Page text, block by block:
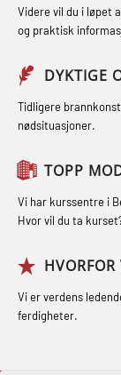
GOC
GOC
GWO:
GWO:
STCW
og
STCW
(MBS114)
STCW
STCW
STCW
(LFI100)
Videre vil du i løpet
og praktisk
DYKTIGE
Tidligere
nødsituasjoner.
TOPP
Vi har kurssentre i
Hvor vil du ta
HVORFOR
Vi er verdens
ferdigheter.